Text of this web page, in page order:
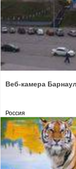
Веб-камера
Россия